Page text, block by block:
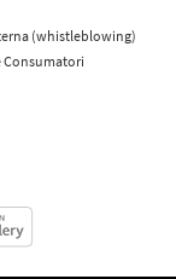
(whistleblowing)
Consumatori